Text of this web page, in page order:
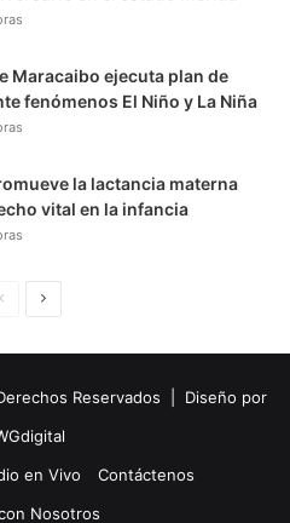
Maracaibo ejecuta plan de
fenómenos El Niño y La Niña
la lactancia materna
vital en la infancia
i
n
a
u
i
e
Reservados | Diseño por
en Vivo
Contáctenos
Nosotros